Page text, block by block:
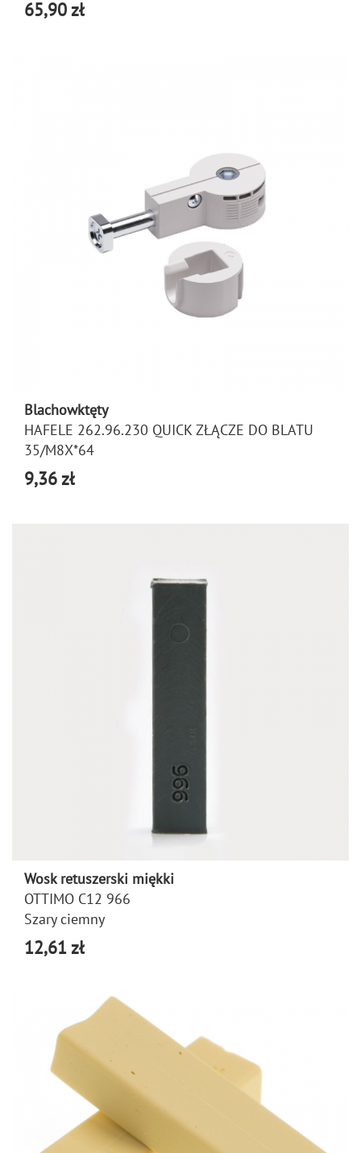
65,90 zł
Blachowktęty
HAFELE 262.96.230 QUICK ZŁĄCZE DO BLATU
35/M8X*64
9,36 zł
Wosk retuszerski miękki
OTTIMO C12 966
Szary ciemny
12,61 zł